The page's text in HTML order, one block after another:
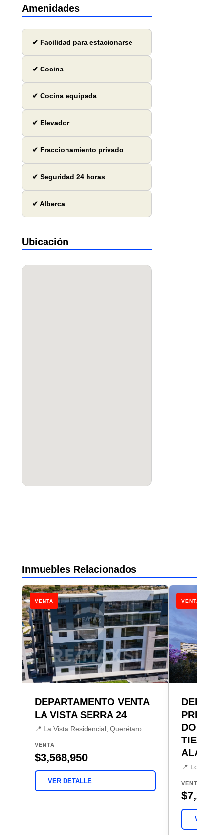
Amenidades
✔ Facilidad para estacionarse
✔ Cocina
✔ Cocina equipada
✔ Elevador
✔ Fraccionamiento privado
✔ Seguridad 24 horas
✔ Alberca
Ubicación
Inmuebles Relacionados
VENTA
DEPARTAMENTO VENTA
LA VISTA SERRA 24
📍 La Vista Residencial, Querétaro
VENTA
$3,568,950
VER DETALLE
VENTA
ALAYA
📍 Loma
VENTA
VER